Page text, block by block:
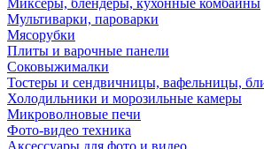
Миксеры, блендеры, кухонные комбайны
Мультиварки, пароварки
Мясорубки
Плиты и варочные панели
Соковыжималки
Тостеры и сендвичницы, вафельницы,
Холодильники и морозильные камеры
Микроволновые печи
Фото-видео техника
Аксессуары для фото и видео